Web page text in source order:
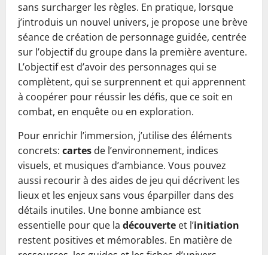
sans surcharger les règles. En pratique, lorsque
j’introduis un nouvel univers, je propose une brève
séance de création de personnage guidée, centrée
sur l’objectif du groupe dans la première aventure.
L’objectif est d’avoir des personnages qui se
complètent, qui se surprennent et qui apprennent
à coopérer pour réussir les défis, que ce soit en
combat, en enquête ou en exploration.
Pour enrichir l’immersion, j’utilise des éléments
concrets: cartes de l’environnement, indices
visuels, et musiques d’ambiance. Vous pouvez
aussi recourir à des aides de jeu qui décrivent les
lieux et les enjeux sans vous éparpiller dans des
détails inutiles. Une bonne ambiance est
essentielle pour que la découverte et l’initiation
restent positives et mémorables. En matière de